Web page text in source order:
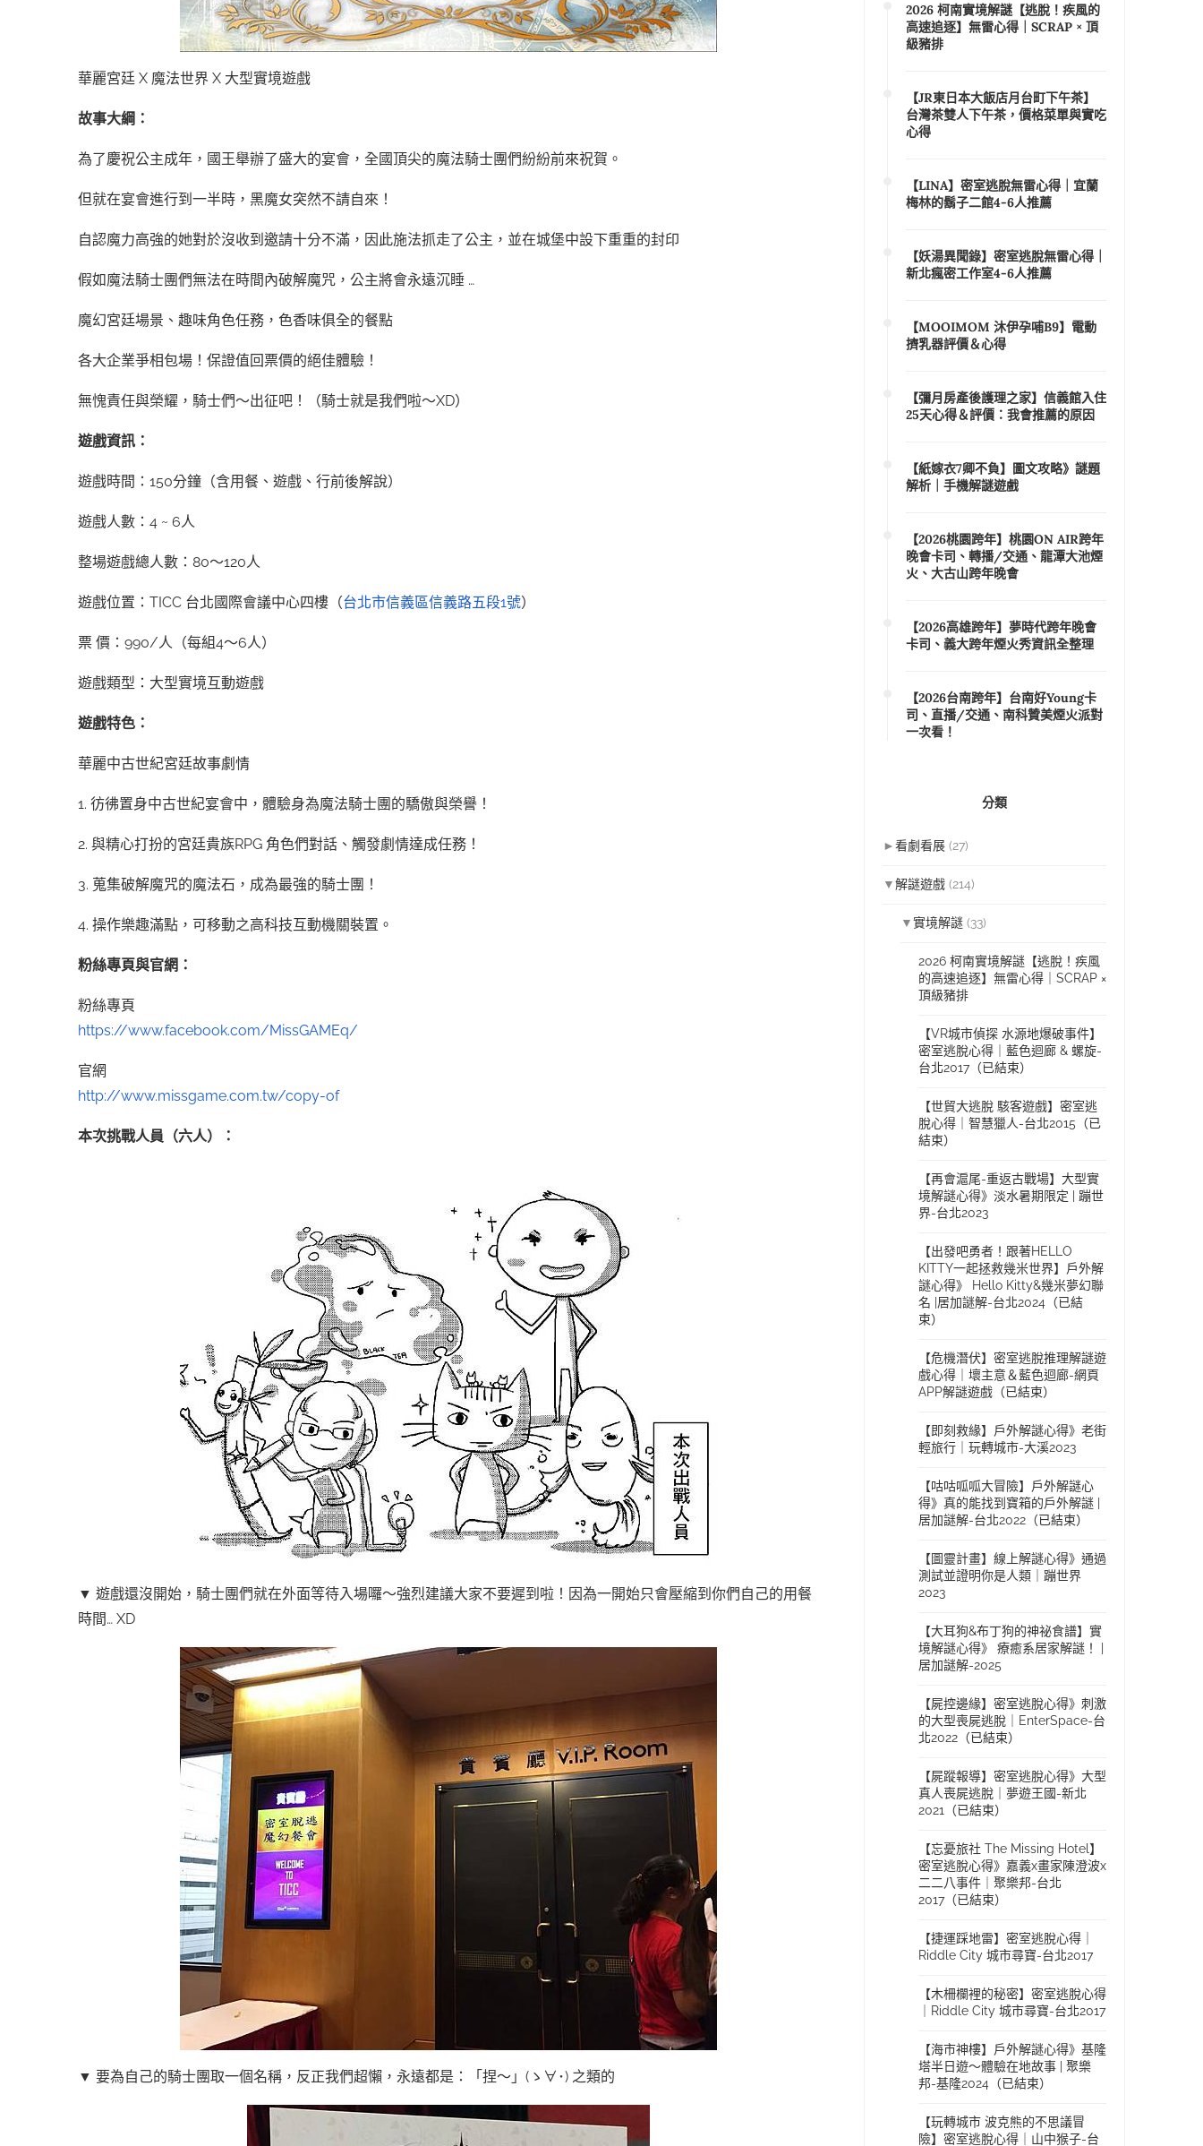
華麗宮廷 X 魔法世界 X 大型實境遊戲
故事大綱：
為了慶祝公主成年，國王舉辦了盛大的宴會，全國頂尖的魔法騎士團們紛紛前來祝賀。
但就在宴會進行到一半時，黑魔女突然不請自來！
自認魔力高強的她對於沒收到邀請十分不滿，因此施法抓走了公主，並在城堡中設下重重的封印
假如魔法騎士團們無法在時間內破解魔咒，公主將會永遠沉睡 …
魔幻宮廷場景、趣味角色任務，色香味俱全的餐點
各大企業爭相包場！保證值回票價的絕佳體驗！
無愧責任與榮耀，騎士們～出征吧！（騎士就是我們啦～XD）
遊戲資訊：
遊戲時間：150分鐘（含用餐、遊戲、行前後解說）
遊戲人數：4 ~ 6人
整場遊戲總人數：80～120人
遊戲位置：TICC 台北國際會議中心四樓（台北市信義區信義路五段1號）
票 價：990/人（每組4～6人）
遊戲類型：大型實境互動遊戲
遊戲特色：
華麗中古世紀宮廷故事劇情
1. 彷彿置身中古世紀宴會中，體驗身為魔法騎士團的驕傲與榮譽！
2. 與精心打扮的宮廷貴族RPG 角色們對話、觸發劇情達成任務！
3. 蒐集破解魔咒的魔法石，成為最強的騎士團！
4. 操作樂趣滿點，可移動之高科技互動機關裝置。
粉絲專頁與官網：
粉絲專頁
https://www.facebook.com/MissGAMEq/
官網
http://www.missgame.com.tw/copy-of
本次挑戰人員（六人）：
▼ 遊戲還沒開始，騎士團們就在外面等待入場囉～強烈建議大家不要遲到啦！因為一開始只會壓縮到你們自己的用餐
時間… XD
▼ 要為自己的騎士團取一個名稱，反正我們超懶，永遠都是：「捏～」(ゝ∀･) 之類的
2026 柯南實境解謎【逃脫！疾風的
高速追逐】無雷心得｜SCRAP × 頂
級豬排
【JR東日本大飯店月台町下午茶】
台灣茶雙人下午茶，價格菜單與實吃
心得
【LINA】密室逃脫無雷心得｜宜蘭
梅林的鬍子二館4-6人推薦
【妖湯異聞錄】密室逃脫無雷心得｜
新北瘋密工作室4-6人推薦
【MOOIMOM 沐伊孕哺B9】電動
擠乳器評價＆心得
【彌月房產後護理之家】信義館入住
25天心得＆評價：我會推薦的原因
【紙嫁衣7卿不負】圖文攻略》謎題
解析｜手機解謎遊戲
【2026桃園跨年】桃園ON AIR跨年
晚會卡司、轉播/交通、龍潭大池煙
火、大古山跨年晚會
【2026高雄跨年】夢時代跨年晚會
卡司、義大跨年煙火秀資訊全整理
【2026台南跨年】台南好Young卡
司、直播/交通、南科贊美煙火派對
一次看！
分類
►看劇看展(27)
▼解謎遊戲(214)
▼實境解謎(33)
2026 柯南實境解謎【逃脫！疾風
的高速追逐】無雷心得｜SCRAP ×
頂級豬排
【VR城市偵探 水源地爆破事件】
密室逃脫心得｜藍色迴廊 & 螺旋-
台北2017（已結束）
【世貿大逃脫 駭客遊戲】密室逃
脫心得｜智慧獵人-台北2015（已
結束）
【再會滬尾-重返古戰場】大型實
境解謎心得》淡水暑期限定 | 蹦世
界-台北2023
【出發吧勇者！跟著HELLO
KITTY一起拯救幾米世界】戶外解
謎心得》 Hello Kitty&幾米夢幻聯
名 |居加謎解-台北2024（已結
束）
【危機潛伏】密室逃脫推理解謎遊
戲心得｜壞主意＆藍色迴廊-網頁
APP解謎遊戲（已結束）
【即刻救緣】戶外解謎心得》老街
輕旅行｜玩轉城市-大溪2023
【咕咕呱呱大冒險】戶外解謎心
得》真的能找到寶箱的戶外解謎 |
居加謎解-台北2022（已結束）
【圖靈計畫】線上解謎心得》通過
測試並證明你是人類｜蹦世界
2023
【大耳狗&布丁狗的神祕食譜】實
境解謎心得》 療癒系居家解謎！ |
居加謎解-2025
【屍控邊緣】密室逃脫心得》刺激
的大型喪屍逃脫｜EnterSpace-台
北2022（已結束）
【屍蹤報導】密室逃脫心得》大型
真人喪屍逃脫｜夢遊王國-新北
2021（已結束）
【忘憂旅社 The Missing Hotel】
密室逃脫心得》嘉義x畫家陳澄波x
二二八事件｜聚樂邦-台北
2017（已結束）
【捷運踩地雷】密室逃脫心得｜
Riddle City 城市尋寶-台北2017
【木柵欄裡的秘密】密室逃脫心得
｜Riddle City 城市尋寶-台北2017
【海市神樓】戶外解謎心得》基隆
塔半日遊～體驗在地故事 | 聚樂
邦-基隆2024（已結束）
【玩轉城市 波克熊的不思議冒
險】密室逃脫心得｜山中猴子-台